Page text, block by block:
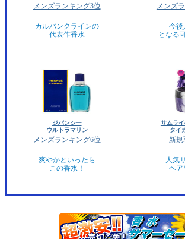
メンズランキング3位
カルバンクラインの
代表作香水
メンズ
今後
となる
ジバンシー
ウルトラマリン
メンズランキング6位
爽やかといったら
この香水！
サムラ
タイ
新規
人気
ヘア